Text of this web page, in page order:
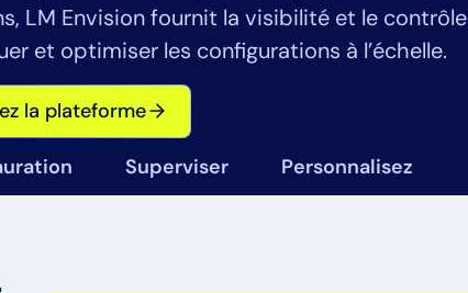
the MSA ,Privacy Policy,Cookie Policy
Your Trial
LM Envision fournit la visibilité et le contrôle
et optimiser les configurations à l’échelle.
la plateforme
Superviser Personnalisez